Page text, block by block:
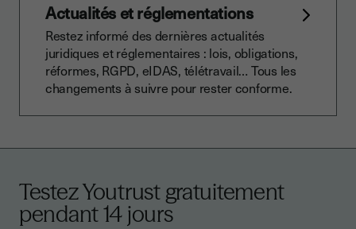
Actualités et réglementations
Restez informé des dernières actualités
juridiques et réglementaires : lois, obligations,
réformes, RGPD, eIDAS, télétravail… Tous les
changements à suivre pour rester conforme.
Testez Youtrust gratuitement
pendant 14 jours